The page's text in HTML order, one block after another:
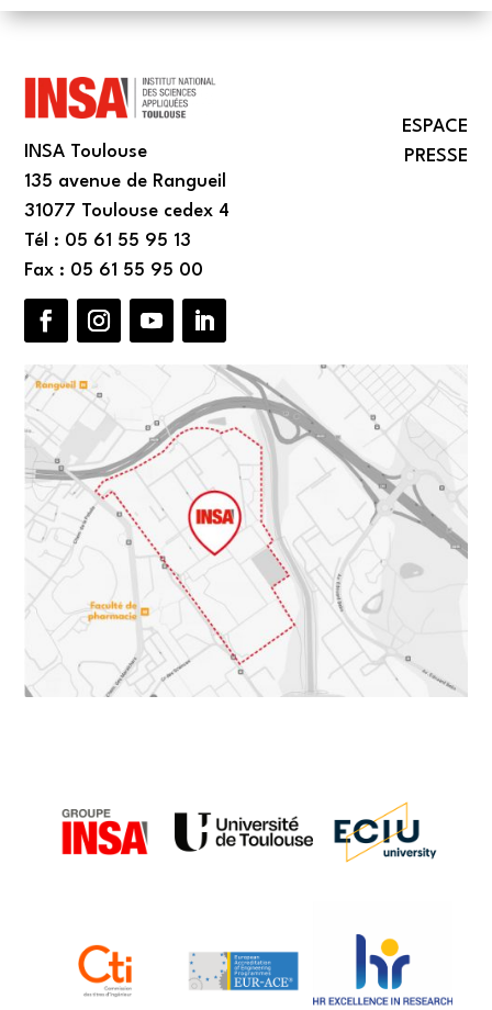
INSA Toulouse
135 avenue de Rangueil
31077 Toulouse cedex 4
Tél : 05 61 55 95 13
Fax : 05 61 55 95 00
ESPACE
PRESSE